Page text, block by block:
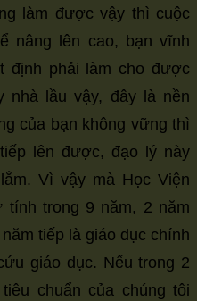
làm được vậy thì cuộc
nâng lên cao, bạn vĩnh
định phải làm cho được
nhà lầu vậy, đây là nền
của bạn không vững thì
lên được, đạo lý này
Vì vậy mà Học Viện
tính trong 9 năm, 2 năm
tiếp là giáo dục chính
giáo dục. Nếu trong 2
chuẩn của chúng tôi